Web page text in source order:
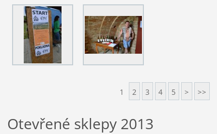
1 2 3 4 5 > >>
Otevřené sklepy 2013